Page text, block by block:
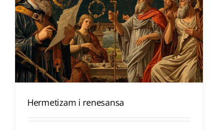
Hermetizam i renesansa